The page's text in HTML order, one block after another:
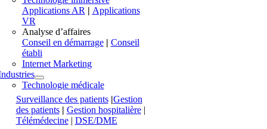
Applications AR| Applications
VR
Analyse d’affaires
Conseil en démarrage| Conseil
établi
Internet Marketing
Technologie médicale
Surveillance des patients |Gestion
des patients| Gestion hospitalière|
Télémédecine| DSE/DME